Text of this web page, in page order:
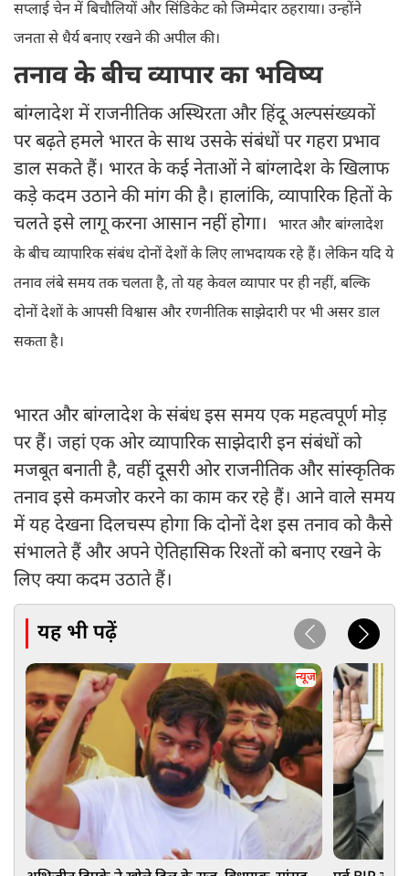
सप्लाई चेन में बिचौलियों और सिंडिकेट को जिम्मेदार ठहराया। उन्होंने
जनता से धैर्य बनाए रखने की अपील की।
तनाव के बीच व्यापार का भविष्य
बांग्लादेश में राजनीतिक अस्थिरता और हिंदू अल्पसंख्यकों
पर बढ़ते हमले भारत के साथ उसके संबंधों पर गहरा प्रभाव
डाल सकते हैं। भारत के कई नेताओं ने बांग्लादेश के खिलाफ
कड़े कदम उठाने की मांग की है। हालांकि, व्यापारिक हितों के
चलते इसे लागू करना आसान नहीं होगा।
भारत और बांग्लादेश
के बीच व्यापारिक संबंध दोनों देशों के लिए लाभदायक रहे हैं। लेकिन यदि ये
तनाव लंबे समय तक चलता है, तो यह केवल व्यापार पर ही नहीं, बल्कि
दोनों देशों के आपसी विश्वास और रणनीतिक साझेदारी पर भी असर डाल
सकता है।
भारत और बांग्लादेश के संबंध इस समय एक महत्वपूर्ण मोड़
पर हैं। जहां एक ओर व्यापारिक साझेदारी इन संबंधों को
मजबूत बनाती है, वहीं दूसरी ओर राजनीतिक और सांस्कृतिक
तनाव इसे कमजोर करने का काम कर रहे हैं। आने वाले समय
में यह देखना दिलचस्प होगा कि दोनों देश इस तनाव को कैसे
संभालते हैं और अपने ऐतिहासिक रिश्तों को बनाए रखने के
लिए क्या कदम उठाते हैं।
यह भी पढ़ें
न्यूज